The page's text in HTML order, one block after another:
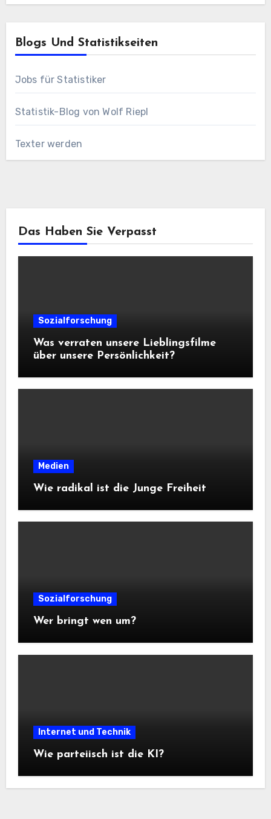
Blogs Und Statistikseiten
Jobs für Statistiker
Statistik-Blog von Wolf Riepl
Texter werden
Das Haben Sie Verpasst
Sozialforschung
Was verraten unsere Lieblingsfilme
über unsere Persönlichkeit?
Medien
Wie radikal ist die Junge Freiheit
Sozialforschung
Wer bringt wen um?
Internet und Technik
Wie parteiisch ist die KI?